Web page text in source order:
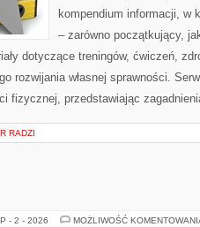
kompendium informacji, w
– zarówno początkujący,
dotyczące treningów, ćwiczeń,
rozwijania własnej sprawności.
fizycznej, przedstawiając
RADZI
- 2 - 2026 MOŻLIWOŚĆ